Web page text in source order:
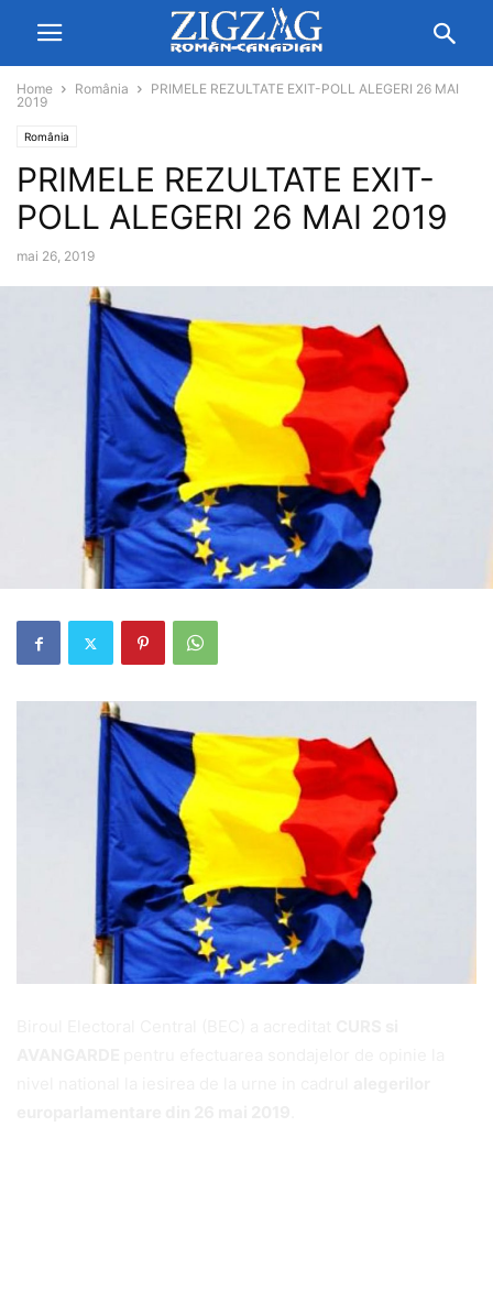
Home România
PRIMELE REZULTATE EXIT-POLL ALEGERI 26 MAI
2019
România
PRIMELE REZULTATE EXIT-
POLL ALEGERI 26 MAI 2019
mai 26, 2019